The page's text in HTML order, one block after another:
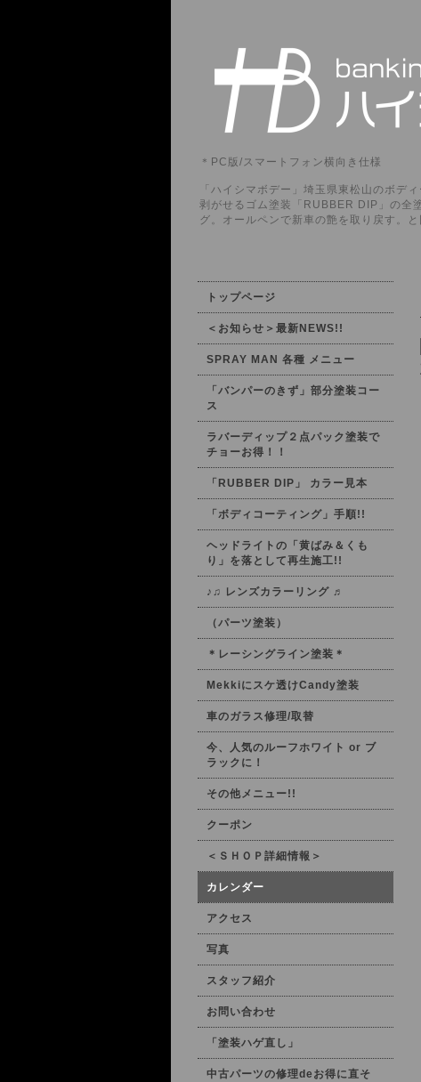
＊PC版/スマートフォン横向き仕様
「ハイシマボデー」埼玉県東松山のボデ
剥がせるゴム塗装「RUBBER DIP」の全
グ。オールペンで新車の艶を取り戻す。
トップページ
＜お知らせ＞最新NEWS!!
SPRAY MAN 各種 メニュー
「バンパーのきず」部分塗装コー
ス
ラバーディップ２点パック塗装で
チョーお得！！
「RUBBER DIP」 カラー見本
「ボディコーティング」手順!!
ヘッドライトの「黄ばみ＆くも
り」を落として再生施工!!
♪♫ レンズカラーリング ♬
（パーツ塗装）
＊レーシングライン塗装＊
Mekkiにスケ透けCandy塗装
車のガラス修理/取替
今、人気のルーフホワイト or ブ
ラックに！
その他メニュー!!
クーポン
＜ＳＨＯＰ詳細情報＞
カレンダー
アクセス
写真
スタッフ紹介
お問い合わせ
「塗装ハゲ直し」
中古パーツの修理deお得に直そ